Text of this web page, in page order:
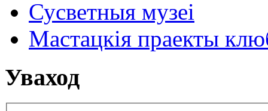
Сусветныя музеі
Мастацкія праекты
Уваход